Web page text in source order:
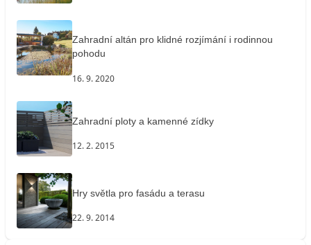
Zahradní altán pro klidné rozjímání i rodinnou
pohodu
16. 9. 2020
Zahradní ploty a kamenné zídky
12. 2. 2015
Hry světla pro fasádu a terasu
22. 9. 2014